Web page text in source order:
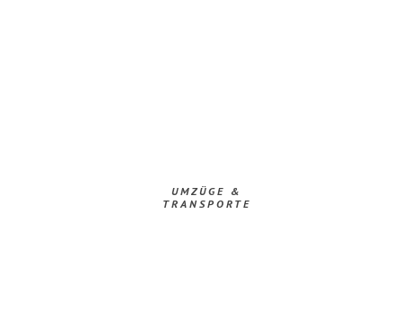
UMZÜGE &
TRANSPORTE